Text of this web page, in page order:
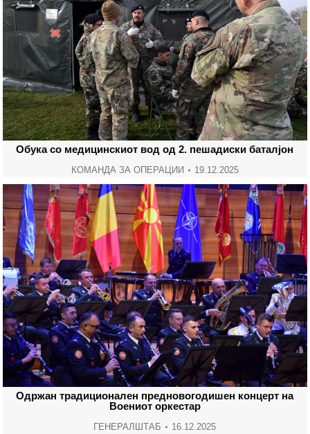
Обука со медицинскиот вод од 2. пешадиски баталјон
КОМАНДА ЗА ОПЕРАЦИИ 19.12.2025
Одржан традиционален предновогодишен концерт на
Воениот оркестар
ГЕНЕРАЛШТАБ 16.12.2025